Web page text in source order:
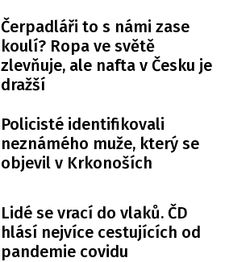
Čerpadláři to s námi zase
koulí? Ropa ve světě
zlevňuje, ale nafta v Česku je
dražší
Policisté identifikovali
neznámého muže, který se
objevil v Krkonoších
Lidé se vrací do vlaků. ČD
hlásí nejvíce cestujících od
pandemie covidu